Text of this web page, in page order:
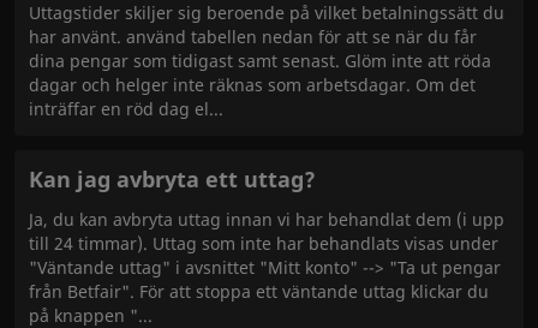
Uttagstider skiljer sig beroende på vilket betalningssätt du
har använt. använd tabellen nedan för att se när du får
dina pengar som tidigast samt senast. Glöm inte att röda
dagar och helger inte räknas som arbetsdagar. Om det
inträffar en röd dag el
Kan jag avbryta ett uttag?
Ja, du kan avbryta uttag innan vi har behandlat dem (i upp
till 24 timmar). Uttag som inte har behandlats visas under
"Väntande uttag" i avsnittet "Mitt konto" --> "Ta ut pengar
från Betfair". För att stoppa ett väntande uttag klickar du
på knappen "